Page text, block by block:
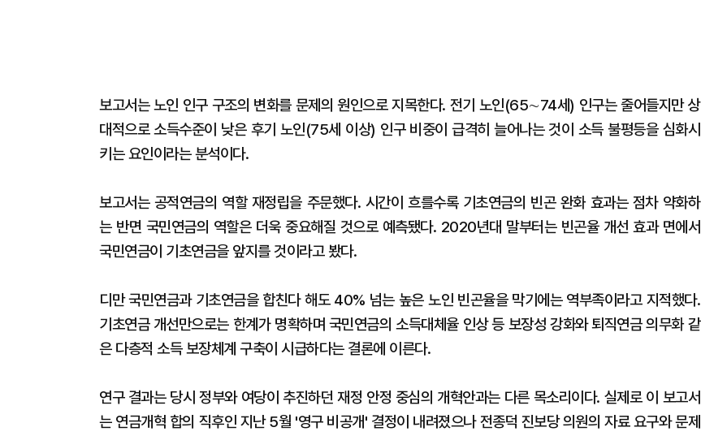
보고서는 노인 인구 구조의 변화를 문제의 원인으로 지목한다. 전기 노인(65∼74세) 인구는 줄어들지만 상
대적으로 소득수준이 낮은 후기 노인(75세 이상) 인구 비중이 급격히 늘어나는 것이 소득 불평등을 심화시
키는 요인이라는 분석이다.
보고서는 공적연금의 역할 재정립을 주문했다. 시간이 흐를수록 기초연금의 빈곤 완화 효과는 점차 약화하
는 반면 국민연금의 역할은 더욱 중요해질 것으로 예측됐다. 2020년대 말부터는 빈곤율 개선 효과 면에서
국민연금이 기초연금을 앞지를 것이라고 봤다.
디만 국민연금과 기초연금을 합친다 해도 40% 넘는 높은 노인 빈곤율을 막기에는 역부족이라고 지적했다.
기초연금 개선만으로는 한계가 명확하며 국민연금의 소득대체율 인상 등 보장성 강화와 퇴직연금 의무화 같
은 다층적 소득 보장체계 구축이 시급하다는 결론에 이른다.
연구 결과는 당시 정부와 여당이 추진하던 재정 안정 중심의 개혁안과는 다른 목소리이다. 실제로 이 보고서
는 연금개혁 합의 직후인 지난 5월 '영구 비공개' 결정이 내려졌으나 전종덕 진보당 의원의 자료 요구와 문제